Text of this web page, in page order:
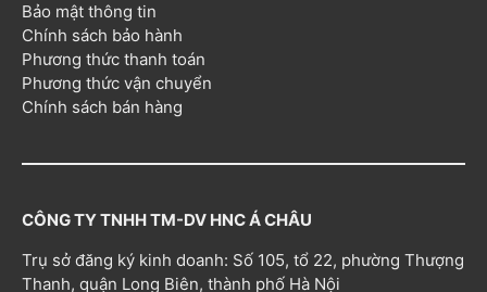
Bảo mật thông tin
Chính sách bảo hành
Phương thức thanh toán
Phương thức vận chuyển
Chính sách bán hàng
CÔNG TY TNHH TM-DV HNC Á CHÂU
Trụ sở đăng ký kinh doanh: Số 105, tổ 22, phường Thượng
Thanh, quận Long Biên, thành phố Hà Nội